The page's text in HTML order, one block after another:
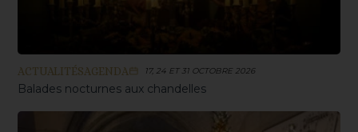
ACTUALITÉSAGENDA 17, 24 ET 31 OCTOBRE 2026
Balades nocturnes aux chandelles